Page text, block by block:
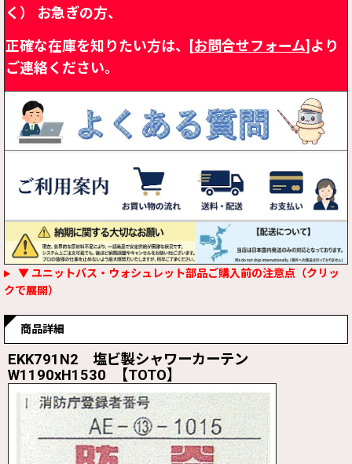
く） お急ぎの方、
正確な在庫を知りたい方は、[お問合せフォーム]より
ご連絡ください。
▼ ユニットバス・ウォシュレット部品ご購入前の注意点（クリッ
クで展開）
商品詳細
EKK791N2 塩ビ製シャワーカーテン
W1190xH1530 【TOTO】